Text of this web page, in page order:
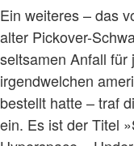
Ein weiteres – das
alter Pickover-
seltsamen Anfall für
irgendwelchen
bestellt hatte – traf
ein. Es ist der Titel